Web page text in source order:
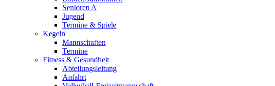
Senioren A
Jugend
Termine & Spiele
Kegeln
Mannschaften
Termine
Fitness & Gesundheit
Abteilungsleitung
Anfahrt